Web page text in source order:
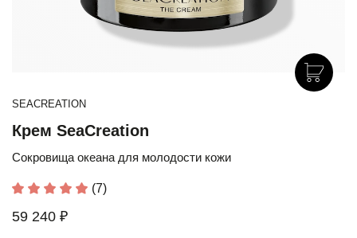
SEACREATION
Крем SeaCreation
Сокровища океана для молодости кожи
(7)
59 240 ₽